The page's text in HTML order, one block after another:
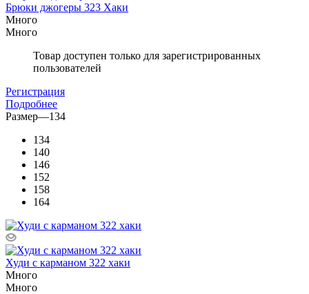
Брюки джогеры 323 Хаки
Много
Много
Товар доступен только для зарегистрированных
пользователей
Регистрация
Подробнее
Размер—134
134
140
146
152
158
164
Худи с карманом 322 хаки
Много
Много